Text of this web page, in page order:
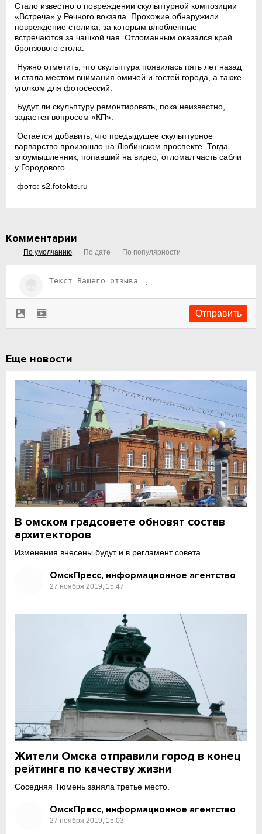
Стало известно о повреждении скульптурной композиции
«Встреча» у Речного вокзала. Прохожие обнаружили
повреждение столика, за которым влюбленные
встречаются за чашкой чая. Отломанным оказался край
бронзового стола.
Нужно отметить, что скульптура появилась пять лет назад
и стала местом внимания омичей и гостей города, а также
уголком для фотосессий.
Будут ли скульптуру ремонтировать, пока неизвестно,
задается вопросом «КП».
Остается добавить, что предыдущее скульптурное
варварство произошло на Любинском проспекте. Тогда
злоумышленник, попавший на видео, отломал часть сабли
у Городового.
фото: s2.fotokto.ru
Комментарии
По умолчанию По дате По популярности
Еще новости
В омском градсовете обновят состав
архитекторов
Изменения внесены будут и в регламент совета.
ОмскПресс, информационное агентство
27 ноября 2019, 15:47
Жители Омска отправили город в конец
рейтинга по качеству жизни
Соседняя Тюмень заняла третье место.
ОмскПресс, информационное агентство
27 ноября 2019, 15:03